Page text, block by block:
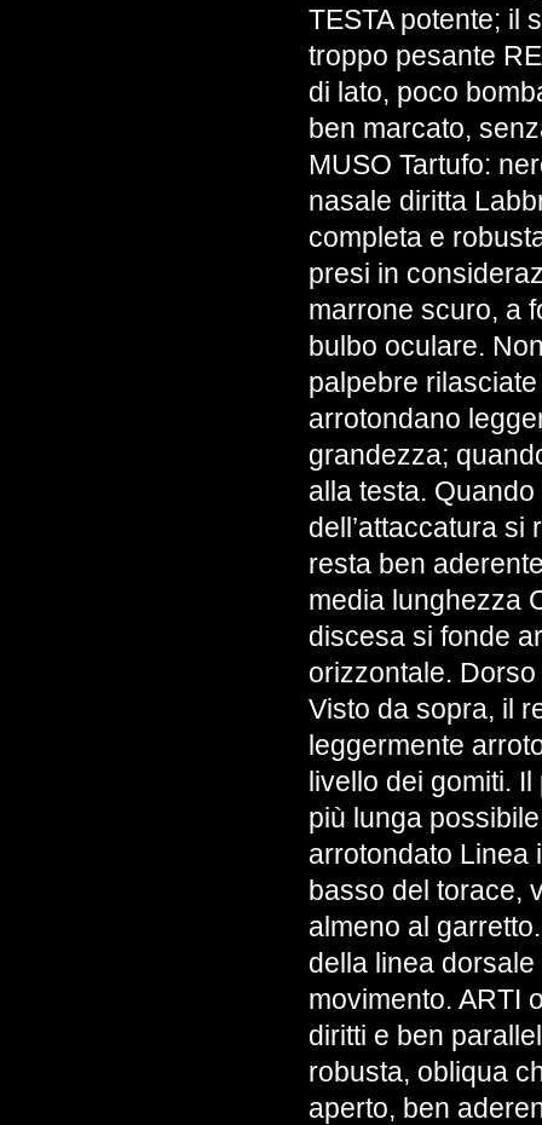
TESTA potente; il
troppo pesante
di lato, poco
ben marcato,
MUSO Tartufo:
nasale diritta
completa e
presi in
marrone scuro, a
bulbo oculare.
palpebre
arrotondano
grandezza;
alla testa.
dell’attaccatura si
resta ben
media lunghezza
discesa si fonde
orizzontale.
Visto da sopra, il
leggermente
livello dei gomiti.
più lunga
arrotondato Linea
basso del torace,
almeno al
della linea
movimento. ARTI
diritti e ben
robusta, obliqua
aperto, ben